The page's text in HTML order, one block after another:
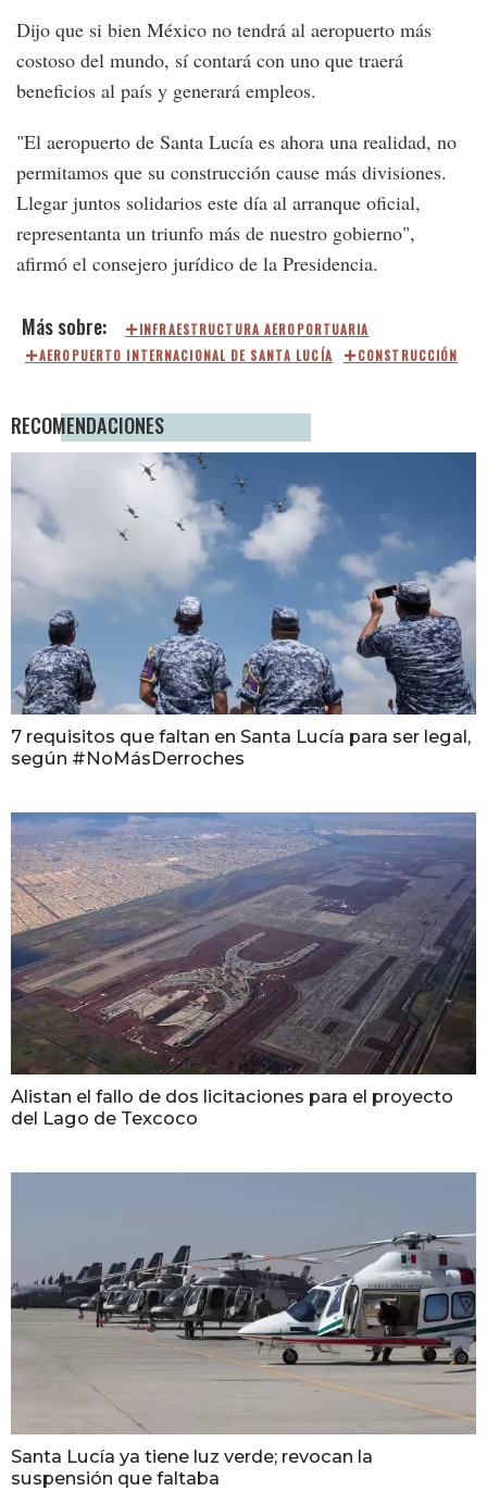
Dijo que si bien México no tendrá al aeropuerto más
costoso del mundo, sí contará con uno que traerá
beneficios al país y generará empleos.
"El aeropuerto de Santa Lucía es ahora una realidad, no
permitamos que su construcción cause más divisiones.
Llegar juntos solidarios este día al arranque oficial,
representanta un triunfo más de nuestro gobierno",
afirmó el consejero jurídico de la Presidencia.
INFRAESTRUCTURA AEROPORTUARIA
AEROPUERTO INTERNACIONAL DE SANTA LUCÍA
CONSTRUCCIÓN
RECOMENDACIONES
7 requisitos que faltan en Santa Lucía para ser legal,
según #NoMásDerroches
Alistan el fallo de dos licitaciones para el proyecto
del Lago de Texcoco
Santa Lucía ya tiene luz verde; revocan la
suspensión que faltaba